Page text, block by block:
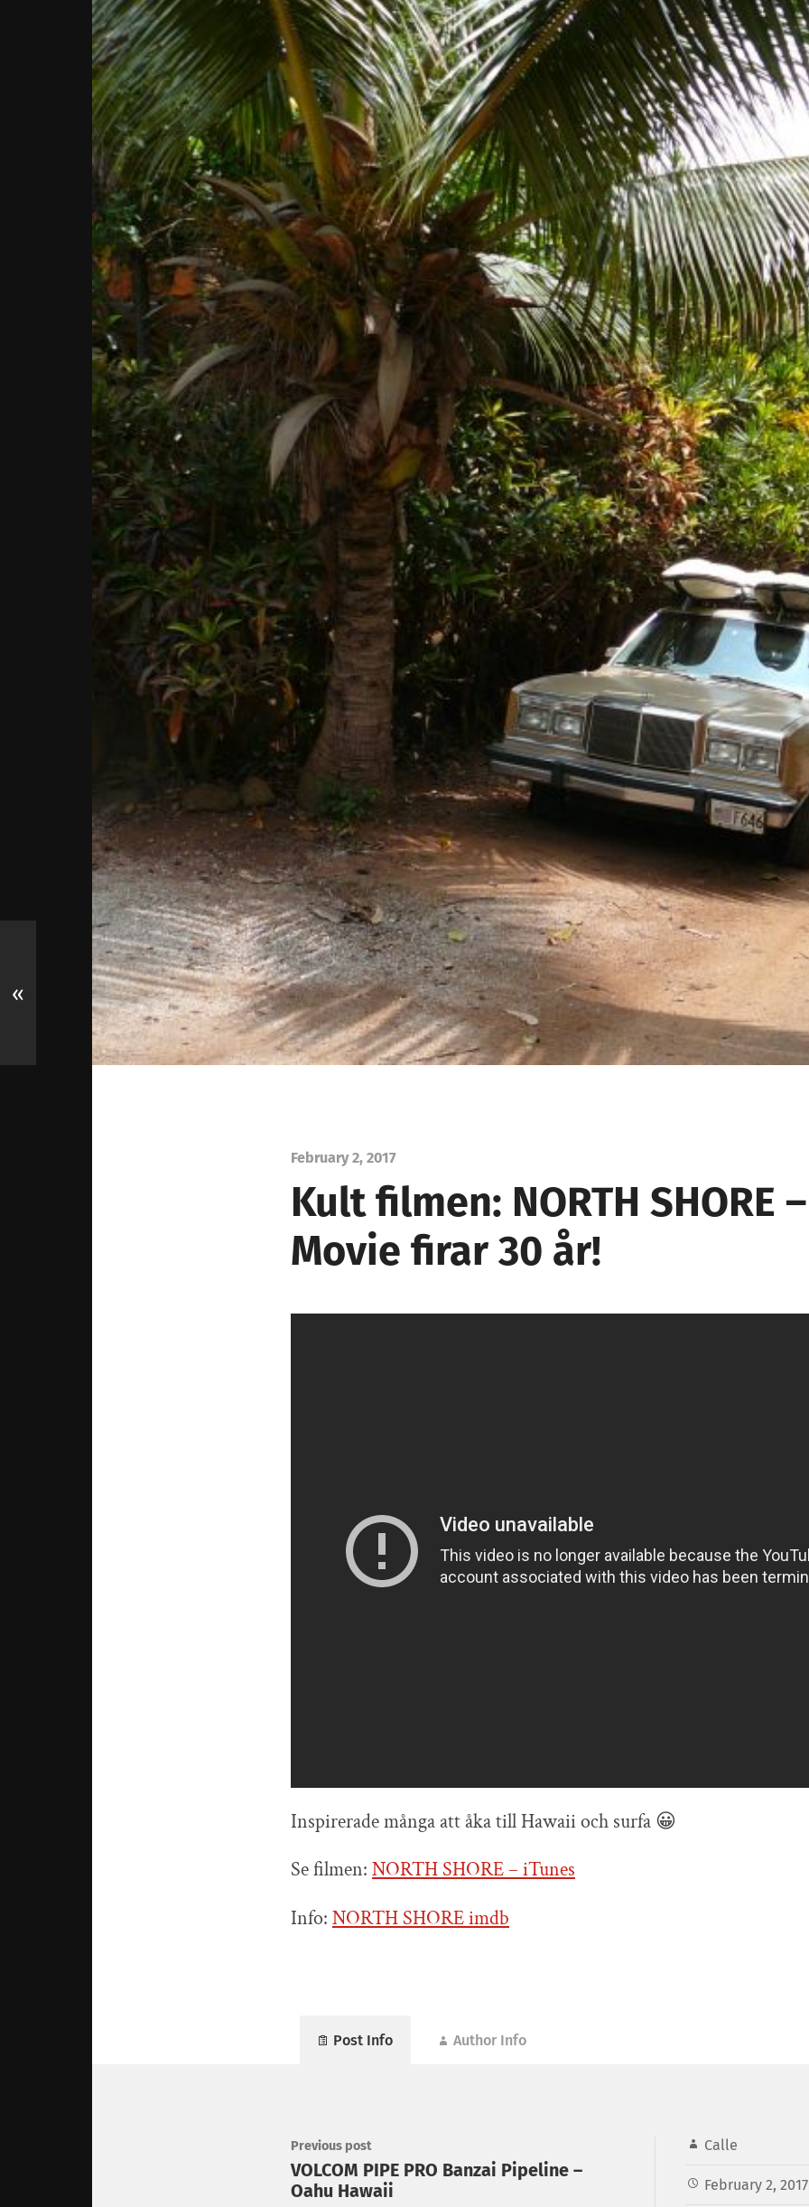
February 2, 2017
Kult filmen: NORTH SHORE
Movie firar 30 år!
Inspirerade många att åka till Hawaii och surfa 😀
Se filmen: NORTH SHORE – iTunes
Info: NORTH SHORE imdb
Post Info Author Info
Calle
February 2, 2017
Previous post
VOLCOM PIPE PRO Banzai Pipeline –
Oahu Hawaii
«